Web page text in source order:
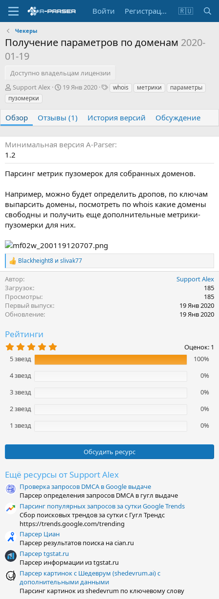
Войти Регистрация 🇷🇺
Чекеры
Получение параметров по доменам 2020-
01-19
Доступно владельцам лицензии
А
в
т
о
р
Support Alex
Д
с
д
н
и
19 Янв 2020
Т whois метрики
параметры
пузомерки
Обзор Отзывы (1) История версий Обсуждение
Минимальная версия A-Parser
1.2
Парсинг метрик пузомерок для собранных доменов.
Например, можно будет определить дропов, по ключам
выпарсить домены, посмотреть по whois какие домены
свободны и получить еще дополнительные метрики-
пузомерки для них.
Р
е
а
к
ц
и
и
:
Blackheight8 и slivak77
Автор
Support Alex
Загрузок
185
Просмотры
185
Первый выпуск
19 Янв 2020
Обновление
19 Янв 2020
Рейтинги
,
0
0
Оценок: 1
5 звезд
100%
4 звезд
0%
3 звезд
0%
2 звезд
0%
1 звезд
0%
Обсудить ресурс
Ещё ресурсы от Support Alex
Проверка запросов DMCA в Google выдаче
Парсер определения запросов DMCA в гугл выдаче
Парсинг популярных запросов за сутки Google Trends
Сбор поисковых трендов за сутки с Гугл Трендс
https://trends.google.com/trending
Парсер Циан
Парсер результатов поиска на cian.ru
Парсер tgstat.ru
Парсер информации из tgstat.ru
Парсер картинок с Шедеврум (shedevrum.ai) с
дополнительными данными
Парсинг картинок из shedevrum по ключевому слову